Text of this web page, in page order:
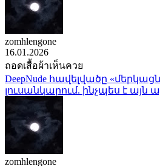
zomhlengone
16.01.2026
ถอดเสื้อผ้าเห็นควย
DeepNude հավելվածը
լուսանկարում. ինչպես է այն
zomhlengone